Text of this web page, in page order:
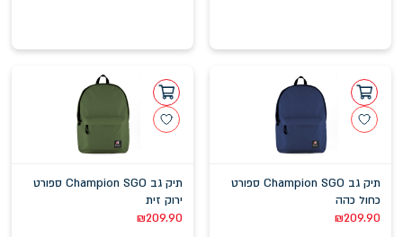
תיק גב Champion SGO ספורט
כחול כהה
₪209.90
תיק גב Champion SGO ספורט
ירוק זית
₪209.90